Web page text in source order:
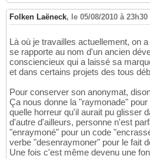
Folken Laëneck, le 05/08/2010 à 23h30
Là où je travailles actuellement, on
se rapporte au nom d'un ancien
consciencieux qui a laissé sa
et dans certains projets des tous
Pour conserver son anonymat,
Ça nous donne la "raymonade"
quelle horreur qu'il aurait pu glisser
d'autre d'ailleurs, personne n'est
"enraymoné" pour un code
verbe "desenraymoner" pour le fait
Une fois c'est même devenu une